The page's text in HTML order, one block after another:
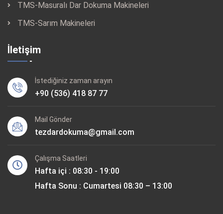
TMS-Masuralı Dar Dokuma Makineleri
TMS-Sarım Makineleri
İletişim
İstediğiniz zaman arayın
+90 (536) 418 87 77
Mail Gönder
tezdardokuma@gmail.com
Çalışma Saatleri
Hafta içi : 08:30 - 19:00
Hafta Sonu : Cumartesi 08:30 – 13:00